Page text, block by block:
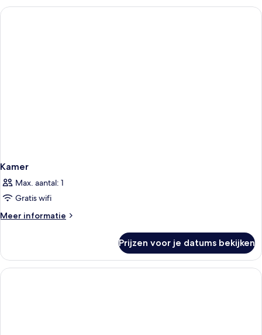
uitzicht
op
Kamer
Max. aantal: 1
Gratis wifi
Meer informatie
Meer
Prijzen voor je datums bekijken